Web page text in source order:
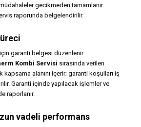
gecikmeden tamamlanır.
raporunda belgelendirilir.
garanti belgesi düzenlenir.
Kombi Servisi sırasında verilen
alanını içerir; garanti koşulları iş
Garanti içinde yapılacak işlemler ve
raporlanır.
vadeli performans